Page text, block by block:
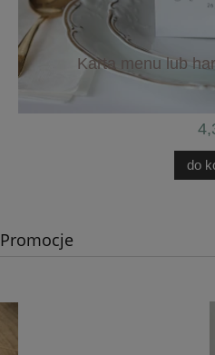
Karta menu lub
do
Promocje